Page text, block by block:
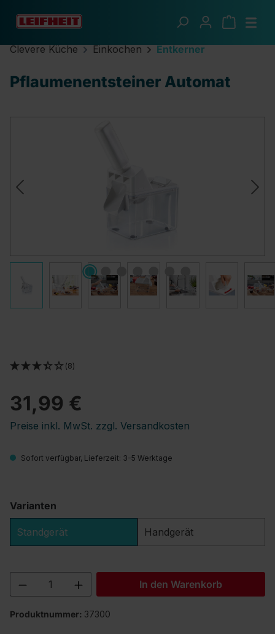
Zum Hauptinhalt springen
Clevere Küche Einkochen Entkerner
Pflaumenentsteiner Automat
31,99 €
Preise inkl. MwSt. zzgl. Versandkosten
(8)
Sofort verfügbar, Lieferzeit: 3-5 Werktage
Varianten
Standgerät Handgerät
Produkt Anzahl: Gib den gewünschten
In den Warenkorb
Produktnummer: 37300